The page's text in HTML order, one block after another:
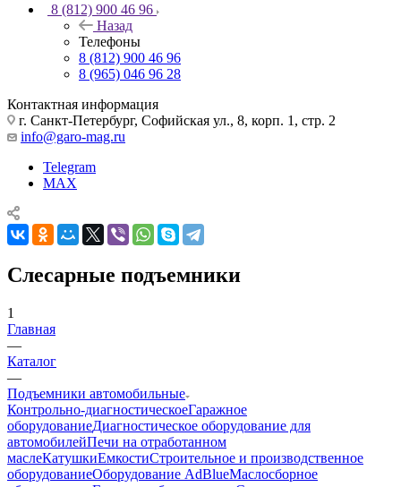
8 (812) 900 46 96
Назад
Телефоны
8 (812) 900 46 96
8 (965) 046 96 28
Контактная информация
г. Санкт-Петербург, Софийская ул., 8, корп. 1, стр. 2
info@garo-mag.ru
Telegram
MAX
Слесарные подъемники
1
Главная
—
Каталог
—
Подъемники автомобильные
Контрольно-диагностическоеГаражное
оборудованиеДиагностическое оборудование для
автомобилейПечи на отработанном
маслеКатушкиЕмкостиСтроительное и производственное
оборудованиеОборудование AdBlueМаслосборное